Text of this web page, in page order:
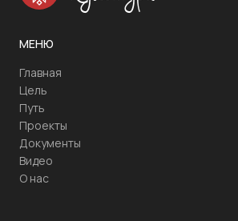
МЕНЮ
Главная
Цель
Путь
Проекты
Документы
Видео
О нас